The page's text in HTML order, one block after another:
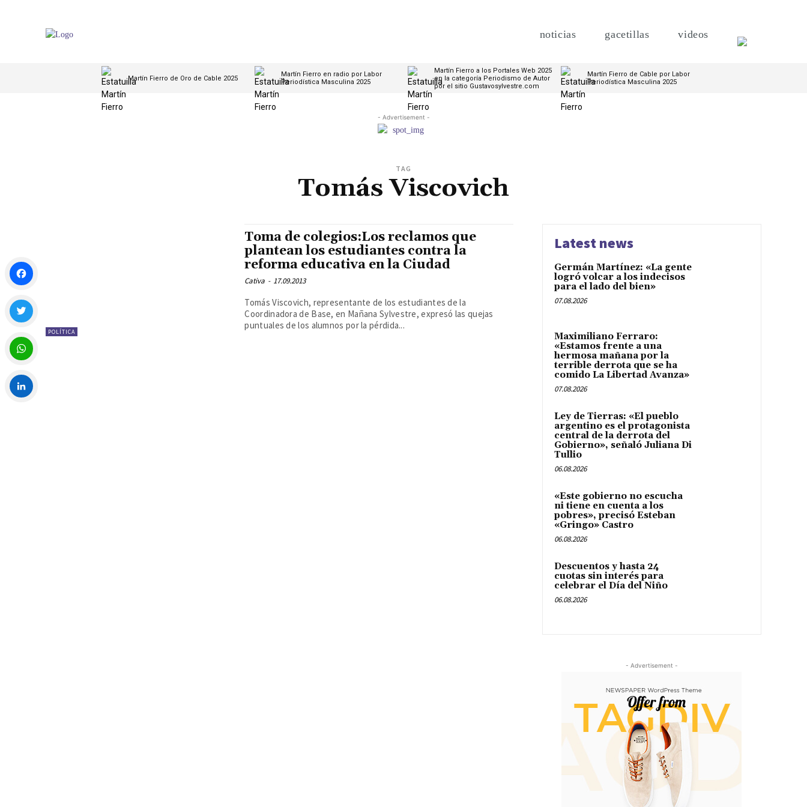
noticias gacetillas videos
Martín Fierro de Oro de Cable 2025
Martín Fierro en radio por Labor
Periodística Masculina 2025
Martín Fierro a los Portales Web 2025
en la categoría Periodismo de Autor
por el sitio Gustavosylvestre.com
Martín Fierro de Cable por Labor
Periodística Masculina 2025
- Advertisement -
TAG
Tomás Viscovich
POLÍTICA
Toma de colegios:Los reclamos que
plantean los estudiantes contra la
reforma educativa en la Ciudad
Cativa - 17.09.2013
Tomás Viscovich, representante de los estudiantes de la
Coordinadora de Base, en Mañana Sylvestre, expresó las quejas
puntuales de los alumnos por la pérdida...
Latest news
Germán Martínez: «La gente
logró volcar a los indecisos
para el lado del bien»
07.08.2026
Maximiliano Ferraro:
«Estamos frente a una
hermosa mañana por la
terrible derrota que se ha
comido La Libertad Avanza»
07.08.2026
Ley de Tierras: «El pueblo
argentino es el protagonista
central de la derrota del
Gobierno», señaló Juliana Di
Tullio
06.08.2026
«Este gobierno no escucha
ni tiene en cuenta a los
pobres», precisó Esteban
«Gringo» Castro
06.08.2026
Descuentos y hasta 24
cuotas sin interés para
celebrar el Día del Niño
06.08.2026
- Advertisement -
Facebook
Twitter
WhatsApp